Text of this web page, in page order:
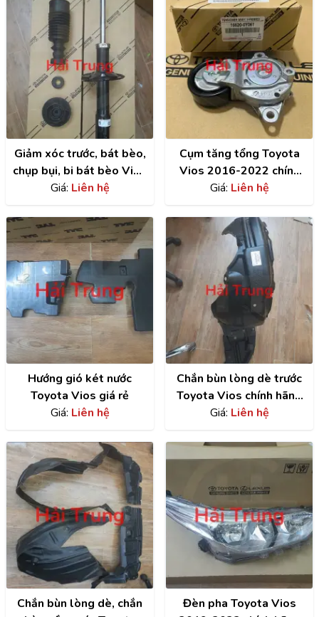
Giảm xóc trước, bát bèo,
chụp bụi, bi bát bèo Vios
2014-2022
Giá: Liên hệ
Cụm tăng tổng Toyota
Vios 2016-2022 chính
hãng | 166200Y061
Giá: Liên hệ
Hướng gió két nước
Toyota Vios giá rẻ
Giá: Liên hệ
Chắn bùn lòng dè trước
Toyota Vios chính hãng
LH | 538760D531
Giá: Liên hệ
Chắn bùn lòng dè, chắn
Đèn pha Toyota Vios